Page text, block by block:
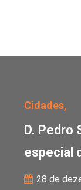
Cidades,
D. Pedro
especial
28 de